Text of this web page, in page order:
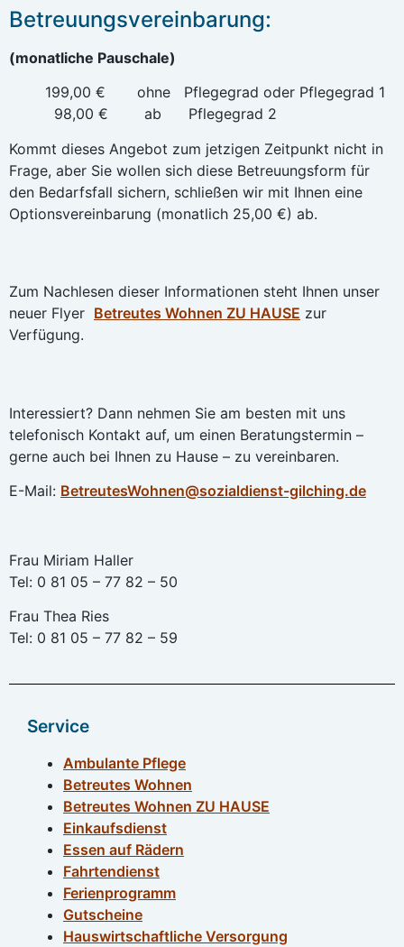
Betreuungsvereinbarung:
(monatliche Pauschale)
199,00 € ohne Pflegegrad oder Pflegegrad 1
98,00 € ab Pflegegrad 2
Kommt dieses Angebot zum jetzigen Zeitpunkt nicht in
Frage, aber Sie wollen sich diese Betreuungsform für
den Bedarfsfall sichern, schließen wir mit Ihnen eine
Optionsvereinbarung (monatlich 25,00 €) ab.
Zum Nachlesen dieser Informationen steht Ihnen unser
neuer Flyer Betreutes Wohnen ZU HAUSE zur
Verfügung.
Interessiert? Dann nehmen Sie am besten mit uns
telefonisch Kontakt auf, um einen Beratungstermin –
gerne auch bei Ihnen zu Hause – zu vereinbaren.
E-Mail: BetreutesWohnen@sozialdienst-gilching.de
Frau Miriam Haller
Tel: 0 81 05 – 77 82 – 50
Frau Thea Ries
Tel: 0 81 05 – 77 82 – 59
Service
Ambulante Pflege
Betreutes Wohnen
Betreutes Wohnen ZU HAUSE
Einkaufsdienst
Essen auf Rädern
Fahrtendienst
Ferienprogramm
Gutscheine
Hauswirtschaftliche Versorgung